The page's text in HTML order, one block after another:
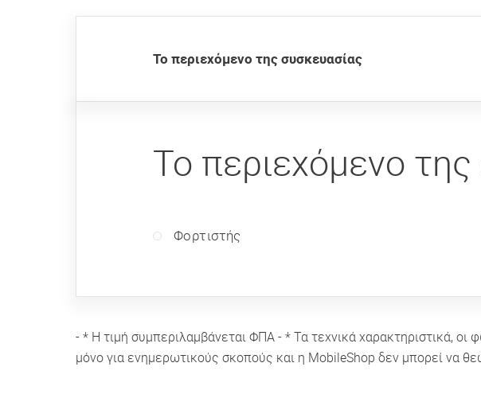
Το περιεχόμενο της συσκευασίας
Το περιεχόμενο
Φορτιστής
- * Η τιμή συμπεριλαμβάνεται ΦΠΑ - * Τα τεχνικά χαρακτηριστικά,
μόνο για ενημερωτικούς σκοπούς και η MobileShop δεν μπορεί να